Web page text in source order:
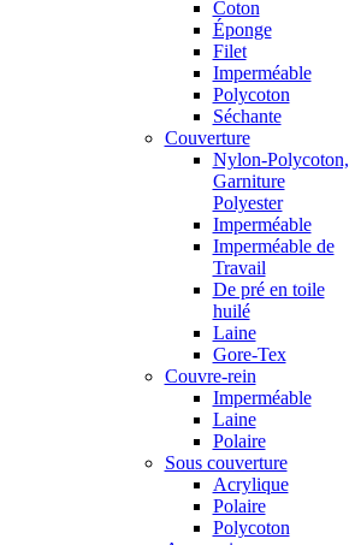
Coton
Éponge
Filet
Imperméable
Polycoton
Séchante
Couverture
Nylon-Polycoton,
Garniture
Polyester
Imperméable
Imperméable de
Travail
De pré en toile
huilé
Laine
Gore-Tex
Couvre-rein
Imperméable
Laine
Polaire
Sous couverture
Acrylique
Polaire
Polycoton